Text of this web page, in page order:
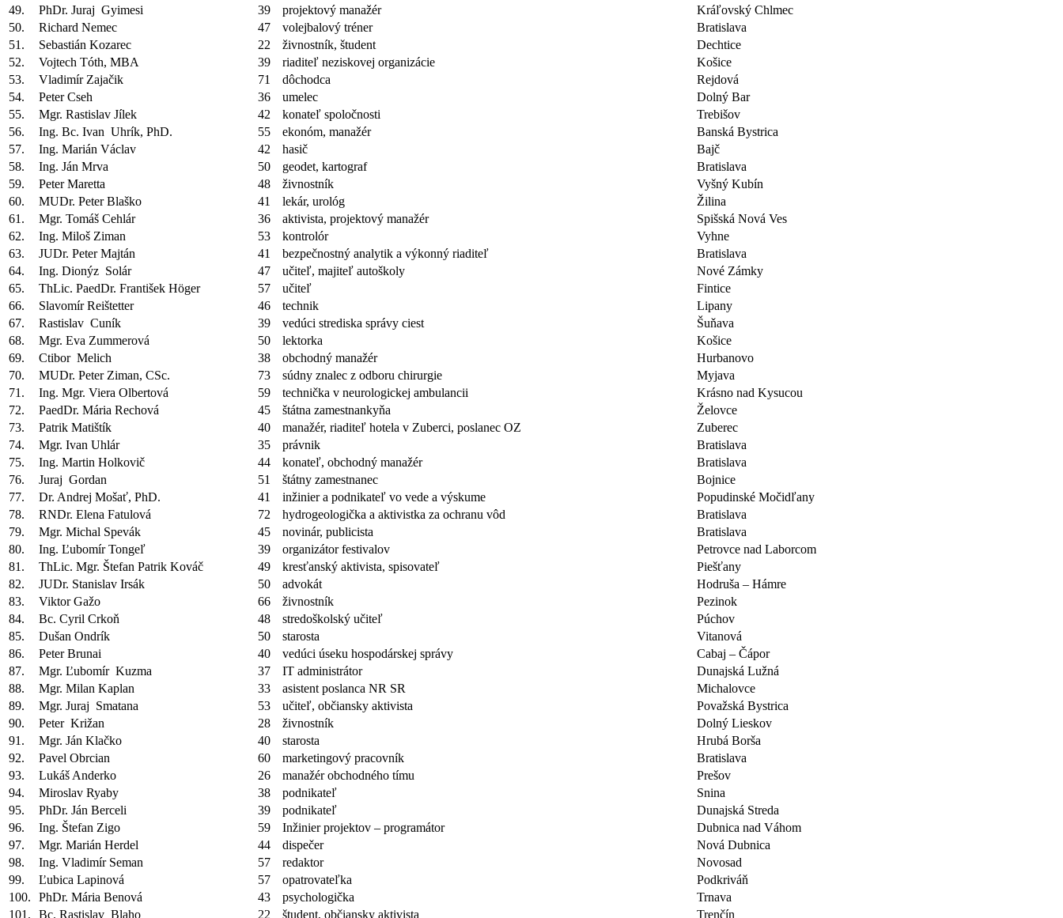
49.
PhDr. Juraj Gyimesi 39 projektový manažér
Kráľovský Chlmec
50.
Richard Nemec 47 volejbalový tréner
Bratislava
51.
Sebastián Kozarec 22 živnostník, študent
Dechtice
52.
Vojtech Tóth, MBA 39 riaditeľ neziskovej organizácie
Košice
53.
Vladimír Zajačik 71 dôchodca
Rejdová
54.
Peter Cseh 36 umelec
Dolný Bar
55.
Mgr. Rastislav Jílek 42 konateľ spoločnosti
Trebišov
56.
Ing. Bc. Ivan Uhrík, PhD. 55 ekonóm, manažér
Banská Bystrica
57.
Ing. Marián Václav 42 hasič
Bajč
58.
Ing. Ján Mrva 50 geodet, kartograf
Bratislava
59.
Peter Maretta 48 živnostník
Vyšný Kubín
60.
MUDr. Peter Blaško 41 lekár, urológ
Žilina
61.
Mgr. Tomáš Cehlár 36 aktivista, projektový manažér
Spišská Nová Ves
62.
Ing. Miloš Ziman 53 kontrolór
Vyhne
63.
JUDr. Peter Majtán 41 bezpečnostný analytik a výkonný riaditeľ
Bratislava
64.
Ing. Dionýz Solár 47 učiteľ, majiteľ autoškoly
Nové Zámky
65.
ThLic. PaedDr. František Höger 57 učiteľ
Fintice
66.
Slavomír Reištetter 46 technik
Lipany
67.
Rastislav Cuník 39 vedúci strediska správy ciest
Šuňava
68.
Mgr. Eva Zummerová 50 lektorka
Košice
69.
Ctibor Melich 38 obchodný manažér
Hurbanovo
70.
MUDr. Peter Ziman, CSc. 73 súdny znalec z odboru chirurgie
Myjava
71.
Ing. Mgr. Viera Olbertová 59 technička v neurologickej ambulancii
Krásno nad Kysucou
72.
PaedDr. Mária Rechová 45 štátna zamestnankyňa
Želovce
73.
Patrik Matištík 40 manažér, riaditeľ hotela v Zuberci, poslanec OZ
Zuberec
74.
Mgr. Ivan Uhlár 35 právnik
Bratislava
75.
Ing. Martin Holkovič 44 konateľ, obchodný manažér
Bratislava
76.
Juraj Gordan 51 štátny zamestnanec
Bojnice
77.
Dr. Andrej Mošať, PhD. 41 inžinier a podnikateľ vo vede a výskume
Popudinské Močidľany
78.
RNDr. Elena Fatulová 72 hydrogeologička a aktivistka za ochranu vôd
Bratislava
79.
Mgr. Michal Spevák 45 novinár, publicista
Bratislava
80.
Ing. Ľubomír Tongeľ 39 organizátor festivalov
Petrovce nad Laborcom
81.
ThLic. Mgr. Štefan Patrik Kováč 49 kresťanský aktivista, spisovateľ
Piešťany
82.
JUDr. Stanislav Irsák 50 advokát
Hodruša – Hámre
83.
Viktor Gažo 66 živnostník
Pezinok
84.
Bc. Cyril Crkoň 48 stredoškolský učiteľ
Púchov
85.
Dušan Ondrík 50 starosta
Vitanová
86.
Peter Brunai 40 vedúci úseku hospodárskej správy
Cabaj – Čápor
87.
Mgr. Ľubomír Kuzma 37 IT administrátor
Dunajská Lužná
88.
Mgr. Milan Kaplan 33 asistent poslanca NR SR
Michalovce
89.
Mgr. Juraj Smatana 53 učiteľ, občiansky aktivista
Považská Bystrica
90.
Peter Križan 28 živnostník
Dolný Lieskov
91.
Mgr. Ján Klačko 40 starosta
Hrubá Borša
92.
Pavel Obrcian 60 marketingový pracovník
Bratislava
93.
Lukáš Anderko 26 manažér obchodného tímu
Prešov
94.
Miroslav Ryaby 38 podnikateľ
Snina
95.
PhDr. Ján Berceli 39 podnikateľ
Dunajská Streda
96.
Ing. Štefan Zigo 59 Inžinier projektov – programátor
Dubnica nad Váhom
97.
Mgr. Marián Herdel 44 dispečer
Nová Dubnica
98.
Ing. Vladimír Seman 57 redaktor
Novosad
99.
Ľubica Lapinová 57 opatrovateľka
Podkriváň
100.
PhDr. Mária Benová 43 psychologička
Trnava
101.
Bc. Rastislav Blaho 22 študent, občiansky aktivista Trenčín